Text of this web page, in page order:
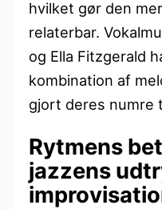
hvilket gør den
relaterbar.
og Ella Fitzgerald
kombination af
gjort deres numre
Rytmens
jazzens